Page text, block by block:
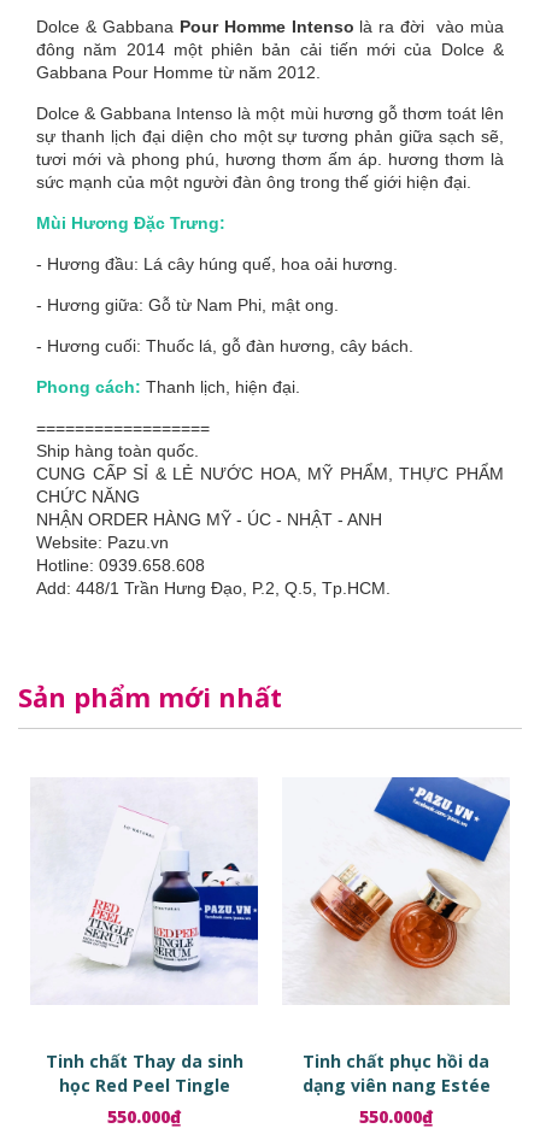
Dolce & Gabbana Pour Homme Intenso là ra đời vào mùa
đông năm 2014 một phiên bản cải tiến mới của Dolce &
Gabbana Pour Homme từ năm 2012.
Dolce & Gabbana Intenso là một mùi hương gỗ thơm toát lên
sự thanh lịch đại diện cho một sự tương phản giữa sạch sẽ,
tươi mới và phong phú, hương thơm ấm áp. hương thơm là
sức mạnh của một người đàn ông trong thế giới hiện đại.
Mùi Hương Đặc Trưng:
- Hương đầu: Lá cây húng quế, hoa oải hương.
- Hương giữa: Gỗ từ Nam Phi, mật ong.
- Hương cuối: Thuốc lá, gỗ đàn hương, cây bách.
Phong cách: Thanh lịch, hiện đại.
==================
Ship hàng toàn quốc.
CUNG CẤP SỈ & LẺ NƯỚC HOA, MỸ PHẨM, THỰC PHẨM
CHỨC NĂNG
NHẬN ORDER HÀNG MỸ - ÚC - NHẬT - ANH
Website: Pazu.vn
Hotline: 0939.658.608
Add: 448/1 Trần Hưng Đạo, P.2, Q.5, Tp.HCM.
Sản phẩm mới nhất
Tinh chất Thay da sinh
học Red Peel Tingle
Serum
550.000₫
Tinh chất phục hồi da
dạng viên nang Estée
Lauder Advanced Night
Repair Ampoules
550.000₫